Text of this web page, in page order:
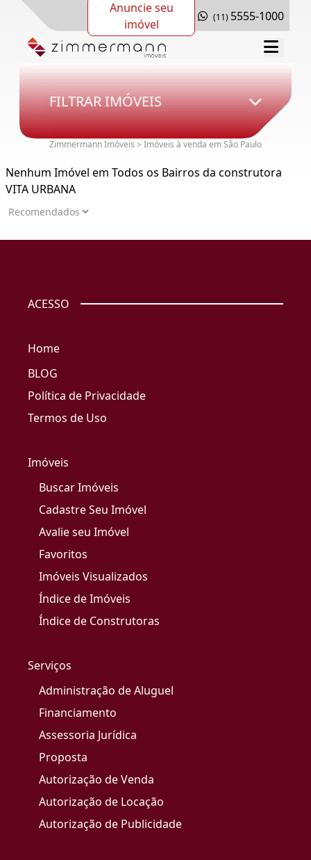
Anuncie seu
imóvel
(11) 5555-1000
FILTRAR IMÓVEIS
Zimmermann Imóveis > Imóveis à venda em São Paulo
Nenhum Imóvel em Todos os Bairros da construtora
VITA URBANA
ACESSO
Home
BLOG
Política de Privacidade
Termos de Uso
Imóveis
Buscar Imóveis
Cadastre Seu Imóvel
Avalie seu Imóvel
Favoritos
Imóveis Visualizados
Índice de Imóveis
Índice de Construtoras
Serviços
Administração de Aluguel
Financiamento
Assessoria Jurídica
Proposta
Autorização de Venda
Autorização de Locação
Autorização de Publicidade